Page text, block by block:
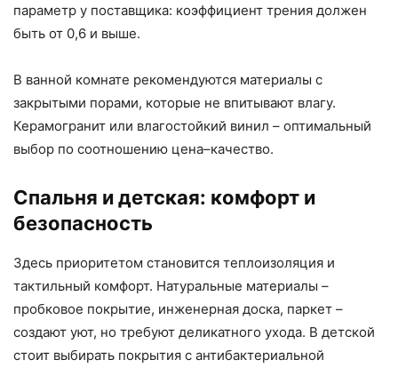
параметр у поставщика: коэффициент трения должен
быть от 0,6 и выше.
В ванной комнате рекомендуются материалы с
закрытыми порами, которые не впитывают влагу.
Керамогранит или влагостойкий винил – оптимальный
выбор по соотношению цена–качество.
Спальня и детская: комфорт и
безопасность
Здесь приоритетом становится теплоизоляция и
тактильный комфорт. Натуральные материалы –
пробковое покрытие, инженерная доска, паркет –
создают уют, но требуют деликатного ухода. В детской
стоит выбирать покрытия с антибактериальной